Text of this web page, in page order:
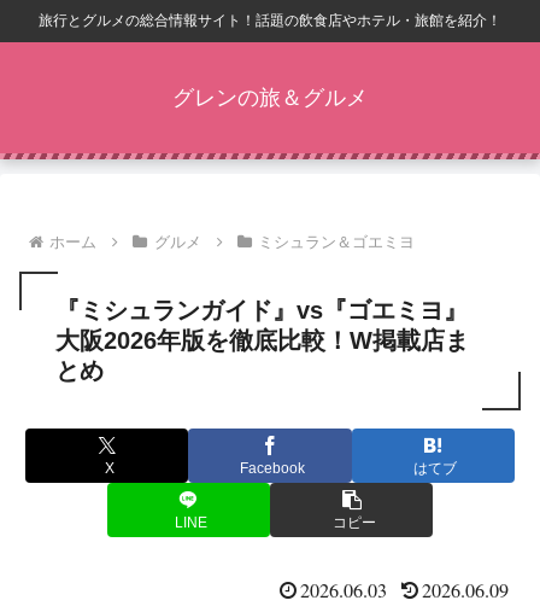
旅行とグルメの総合情報サイト！話題の飲食店やホテル・旅館を紹介！
グレンの旅＆グルメ
ホーム グルメ ミシュラン＆ゴエミヨ
『ミシュランガイド』vs『ゴエミヨ』
大阪2026年版を徹底比較！W掲載店ま
とめ
X Facebook はてブ
LINE コピー
2026.06.03 2026.06.09